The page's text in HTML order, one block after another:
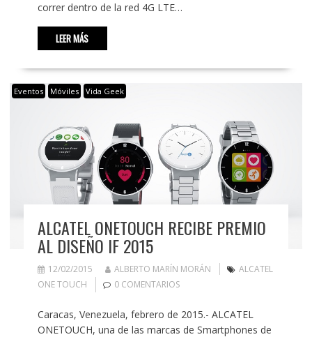
correr dentro de la red 4G LTE…
LEER MÁS
Eventos Móviles Vida Geek
ALCATEL ONETOUCH RECIBE PREMIO
AL DISEÑO IF 2015
12/02/2015 ALBERTO MARÍN MORÁN
ALCATEL
ONE TOUCH
0 COMENTARIOS
Caracas, Venezuela, febrero de 2015.- ALCATEL
ONETOUCH, una de las marcas de Smartphones de